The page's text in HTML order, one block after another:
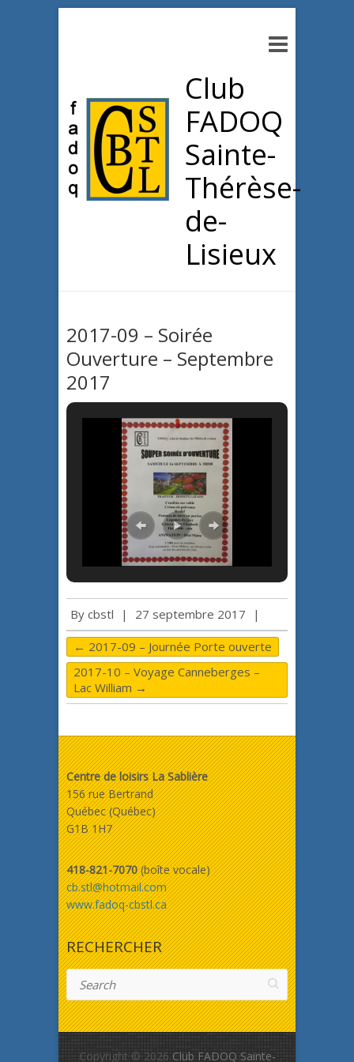
Club
FADOQ
Sainte-
Thérèse-
de-
Lisieux
2017-09 – Soirée
Ouverture – Septembre
2017
By cbstl | 27 septembre 2017 |
← 2017-09 – Journée Porte ouverte
2017-10 – Voyage Canneberges –
Lac William →
Centre de loisirs La Sablière
156 rue Bertrand
Québec (Québec)
G1B 1H7
418-821-7070(boîte vocale)
cb.stl@hotmail.com
www.fadoq-cbstl.ca
RECHERCHER
Copyright © 2026 Club FADOQ Sainte-